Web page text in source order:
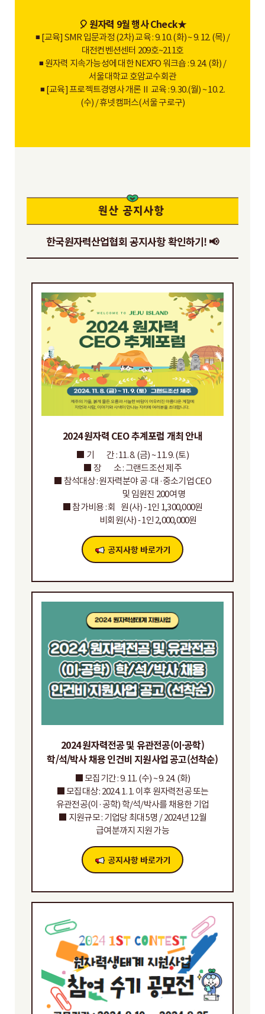
🎈 원자력 9월 행사 Check★
◾ [교육] SMR 입문과정 (2차) 교육 : 9. 10. (화) ~ 9. 12. (목) /
대전컨벤션센터 209호~211호
◾ 원자력 지속가능성에 대한 NEXFO 워크숍 : 9. 24. (화) /
서울대학교 호암교수회관
◾ [교육] 프로젝트경영사 개론Ⅱ 교육 : 9. 30.(월) ~ 10. 2.
(수) / 휴넷캠퍼스(서울 구로구)
한국원자력산업협회 공지사항 확인하기! 📢
2024 원자력 CEO 추계포럼 개최 안내
■ 기 간 : 11. 8. (금) ~ 11. 9. (토)
■ 장 소 : 그랜드조선 제주
■ 참석대상 : 원자력분야 공·대·중소기업 CEO
및 임원진 200여 명
■ 참가비용 : 회 원(사) - 1인 1,300,000원
비회원(사) - 1인 2,000,000원
2024 원자력전공 및 유관전공(이·공학)
학/석/박사 채용 인건비 지원사업 공고(선착순)
■ 모집기간 : 9. 11. (수) ~ 9. 24. (화)
■ 모집대상 : 2024. 1. 1. 이후 원자력전공 또는
유관전공(이·공학) 학/석/박사를 채용한 기업
■ 지원규모 : 기업당 최대 5명 / 2024년 12월
급여분까지 지원 가능